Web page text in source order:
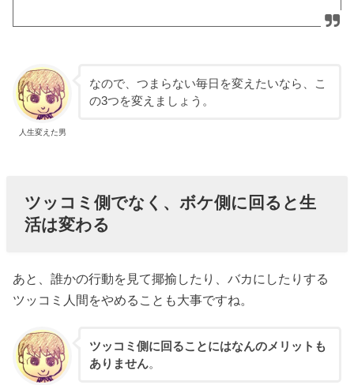
人生変えた男
なので、つまらない毎日を変えたいなら、こ
の3つを変えましょう。
ツッコミ側でなく、ボケ側に回ると生
活は変わる
あと、誰かの行動を見て揶揄したり、バカにしたりする
ツッコミ人間をやめることも大事ですね。
ツッコミ側に回ることにはなんのメリットも
ありません。